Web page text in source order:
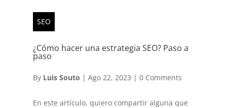
SEO
¿Cómo hacer una estrategia SEO? Paso a
paso
By Luis Souto | Ago 22, 2023 | 0 Comments
En este artículo, quiero compartir alguna que